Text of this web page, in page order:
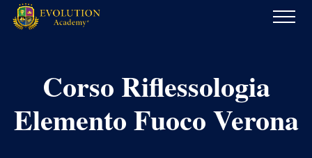
Corso Riflessologia
Elemento Fuoco Verona